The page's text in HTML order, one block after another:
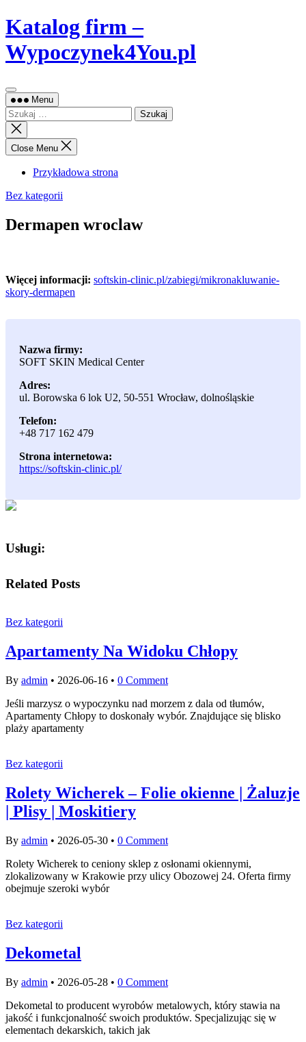
Skip
to
content
Katalog firm –
Wypoczynek4You.pl
Menu
Szukaj:
Close
search
Close Menu
Przykładowa strona
Bez kategorii
Dermapen wroclaw
Więcej informacji: softskin-clinic.pl/zabiegi/mikronakluwanie-
skory-dermapen
Nazwa firmy:
SOFT SKIN Medical Center
Adres:
ul. Borowska 6 lok U2, 50-551 Wrocław, dolnośląskie
Telefon:
+48 717 162 479
Strona internetowa:
https://softskin-clinic.pl/
Usługi:
Related Posts
Bez kategorii
Apartamenty Na Widoku Chłopy
By admin • 2026-06-16 • 0 Comment
Jeśli marzysz o wypoczynku nad morzem z dala od tłumów,
Apartamenty Chłopy to doskonały wybór. Znajdujące się blisko
plaży apartamenty
Bez kategorii
Rolety Wicherek – Folie okienne | Żaluzje
| Plisy | Moskitiery
By admin • 2026-05-30 • 0 Comment
Rolety Wicherek to ceniony sklep z osłonami okiennymi,
zlokalizowany w Krakowie przy ulicy Obozowej 24. Oferta firmy
obejmuje szeroki wybór
Bez kategorii
Dekometal
By admin • 2026-05-28 • 0 Comment
Dekometal to producent wyrobów metalowych, który stawia na
jakość i funkcjonalność swoich produktów. Specjalizując się w
elementach dekarskich, takich jak